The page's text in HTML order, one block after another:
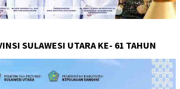
SULAWESI UTARA KE- 61 TAHUN